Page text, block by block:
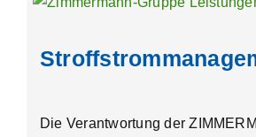
Die Verantwortung der